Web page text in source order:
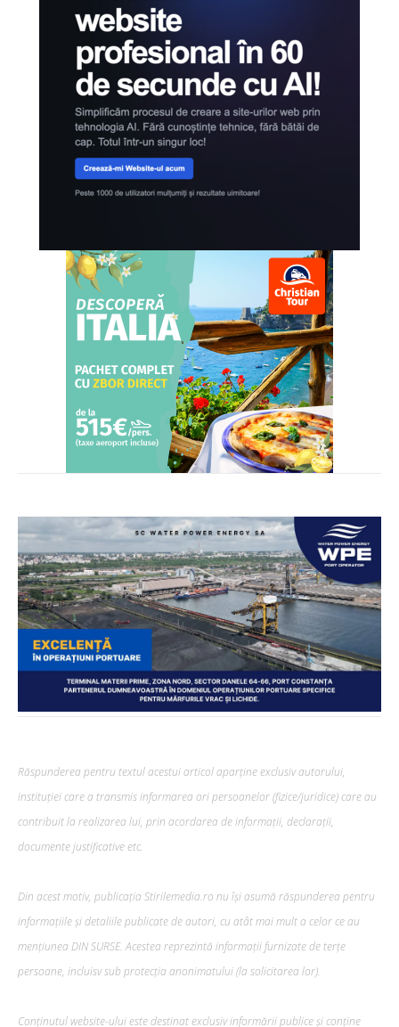
Răspunderea pentru textul acestui articol aparține exclusiv autorului,
instituției care a transmis informarea ori persoanelor (fizice/juridice) care au
contribuit la realizarea lui, prin acordarea de informații, declarații,
documente justificative etc.
Din acest motiv, publicația Stirilemedia.ro nu își asumă răspunderea pentru
informațiile și detaliile publicate de autori, cu atât mai mult a celor ce au
mențiunea DIN SURSE. Acestea reprezintă informații furnizate de terțe
persoane, incluisv sub protecția anonimatului (la solicitarea lor).
Conținutul website-ului este destinat exclusiv informării publice și conține